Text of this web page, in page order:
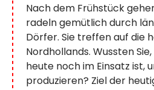
Nach dem Frühstück
radeln gemütlich durch
Dörfer. Sie treffen auf die
Nordhollands. Wussten
heute noch im Einsatz ist,
produzieren? Ziel der